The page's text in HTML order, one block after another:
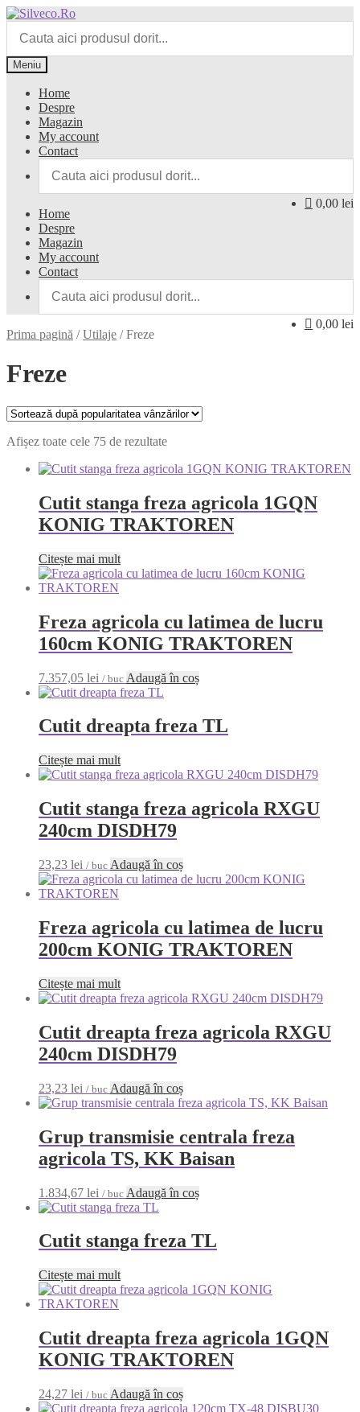
Meniu
Home
Despre
Magazin
My account
Contact
0,00 lei
Home
Despre
Magazin
My account
Contact
0,00 lei
Prima pagină /Utilaje /Freze
Freze
Afișez toate cele 75 de rezultate
Cutit stanga freza agricola 1GQN
KONIG TRAKTOREN
Citește mai mult
Freza agricola cu latimea de lucru
160cm KONIG TRAKTOREN
7.357,05 lei / buc Adaugă în coș
Cutit dreapta freza TL
Citește mai mult
Cutit stanga freza agricola RXGU
240cm DISDH79
23,23 lei / buc Adaugă în coș
Freza agricola cu latimea de lucru
200cm KONIG TRAKTOREN
Citește mai mult
Cutit dreapta freza agricola RXGU
240cm DISDH79
23,23 lei / buc Adaugă în coș
Grup transmisie centrala freza
agricola TS, KK Baisan
1.834,67 lei / buc Adaugă în coș
Cutit stanga freza TL
Citește mai mult
Cutit dreapta freza agricola 1GQN
KONIG TRAKTOREN
24,27 lei / buc Adaugă în coș